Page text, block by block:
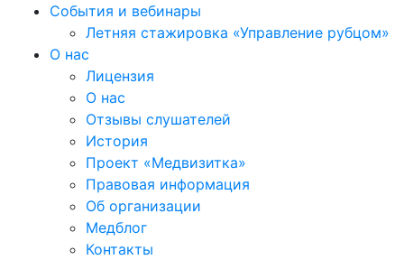
События и вебинары
Летняя стажировка «Управление рубцом»
О нас
Лицензия
О нас
Отзывы слушателей
История
Проект «Медвизитка»
Правовая информация
Об организации
Медблог
Контакты